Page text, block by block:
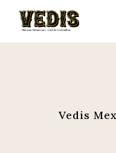
content
Vedis